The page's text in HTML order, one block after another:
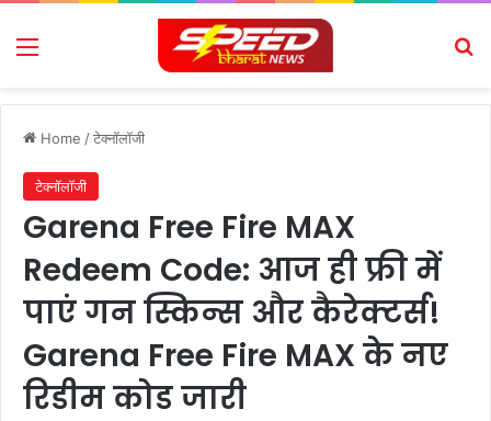
Menu
Home /टेक्नॉलॉजी
टेक्नॉलॉजी
Garena Free Fire MAX
Redeem Code: आज ही फ्री में
पाएं गन स्किन्स और कैरेक्टर्स!
Garena Free Fire MAX के नए
रिडीम कोड जारी